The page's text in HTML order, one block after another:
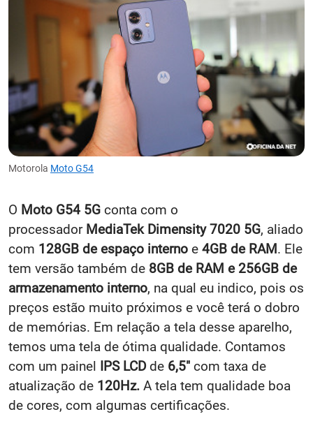
Motorola Moto G54
O Moto G54 5G conta com o
processador MediaTek Dimensity 7020 5G, aliado
com 128GB de espaço interno e 4GB de RAM. Ele
tem versão também de 8GB de RAM e 256GB de
armazenamento interno, na qual eu indico, pois os
preços estão muito próximos e você terá o dobro
de memórias. Em relação a tela desse aparelho,
temos uma tela de ótima qualidade. Contamos
com um painel IPS LCDde 6,5" com taxa de
atualização de 120Hz. A tela tem qualidade boa
de cores, com algumas certificações.